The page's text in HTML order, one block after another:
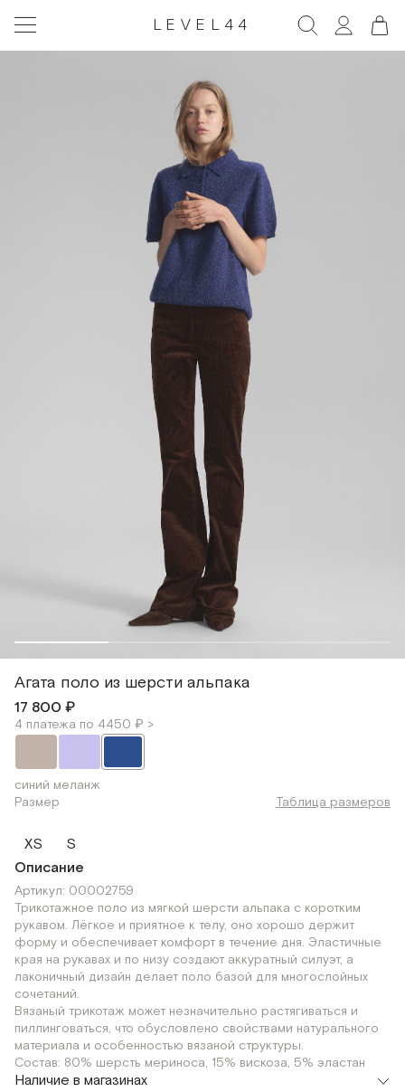
LEVEL44
Агата поло из шерсти альпака
17 800 ₽
4 платежа по 4450 ₽ >
синий меланж
Размер
Таблица размеров
XS
S
Описание
Артикул: 00002759
Трикотажное поло из мягкой шерсти альпака с коротким
рукавом. Лёгкое и приятное к телу, оно хорошо держит
форму и обеспечивает комфорт в течение дня. Эластичные
края на рукавах и по низу создают аккуратный силуэт, а
лаконичный дизайн делает поло базой для многослойных
сочетаний.
Вязаный трикотаж может незначительно растягиваться и
пиллинговаться, что обусловлено свойствами натурального
материала и особенностью вязаной структуры.
Состав: 80% шерсть мериноса, 15% вискоза, 5% эластан
Наличие в магазинах